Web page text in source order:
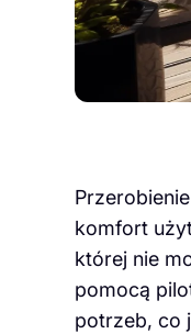
komfort
której nie
pomocą
potrzeb, co